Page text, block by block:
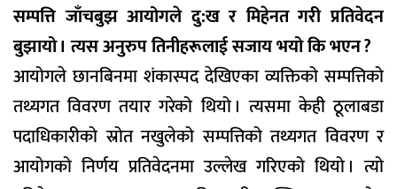
सम्पत्ति जाँचबुझ आयोगले दु:ख र मिहेनत गरी प्रतिवेदन
बुझायो । त्यस अनुरुप तिनीहरूलाई सजाय भयो कि भएन ?
आयोगले छानबिनमा शंकास्पद देखिएका व्यक्तिको सम्पत्तिको
तथ्यगत विवरण तयार गरेको थियो । त्यसमा केही ठूलाबडा
पदाधिकारीको स्रोत नखुलेको सम्पत्तिको तथ्यगत विवरण र
आयोगको निर्णय प्रतिवेदनमा उल्लेख गरिएको थियो । त्यो